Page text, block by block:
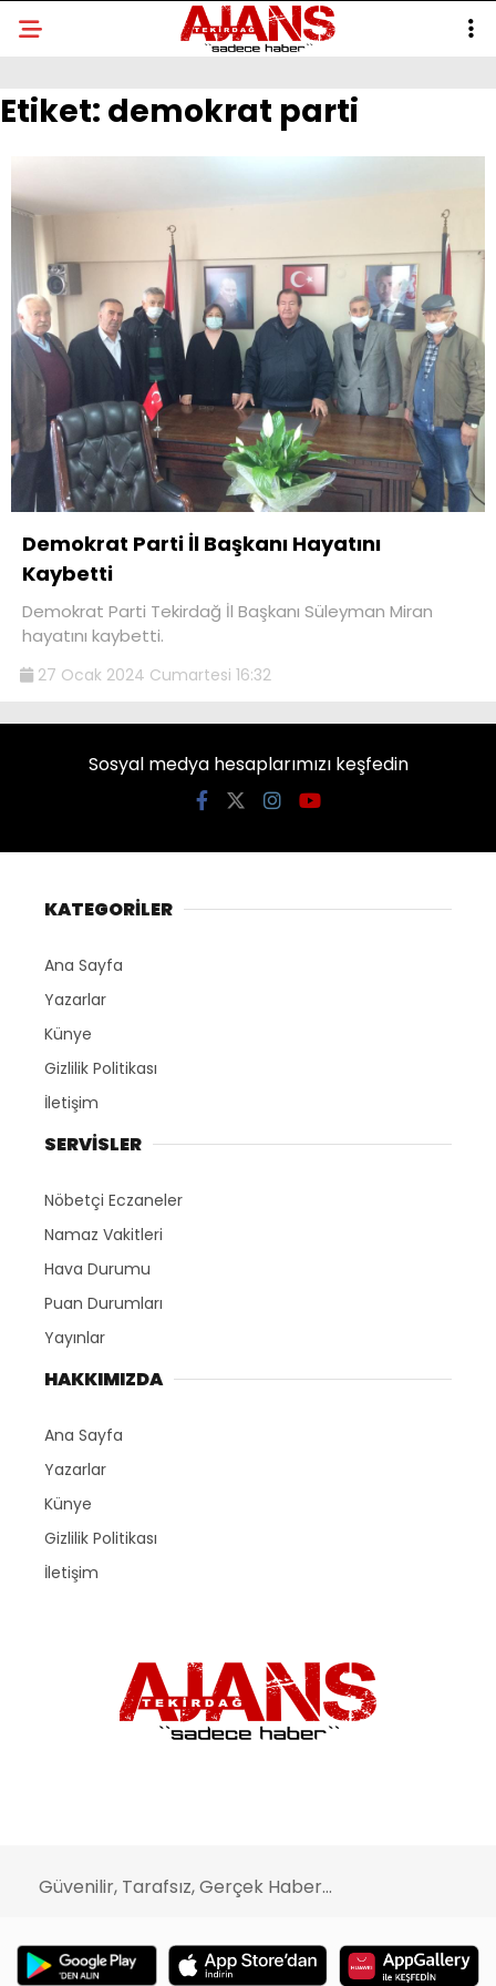
Etiket: demokrat parti
Demokrat Parti İl Başkanı Hayatını
Kaybetti
Demokrat Parti Tekirdağ İl Başkanı Süleyman Miran
hayatını kaybetti.
27 Ocak 2024 Cumartesi 16:32
Sosyal medya hesaplarımızı keşfedin
KATEGORİLER
Ana Sayfa
Yazarlar
Künye
Gizlilik Politikası
İletişim
SERVİSLER
Nöbetçi Eczaneler
Namaz Vakitleri
Hava Durumu
Puan Durumları
Yayınlar
HAKKIMIZDA
Ana Sayfa
Yazarlar
Künye
Gizlilik Politikası
İletişim
Güvenilir, Tarafsız, Gerçek Haber...